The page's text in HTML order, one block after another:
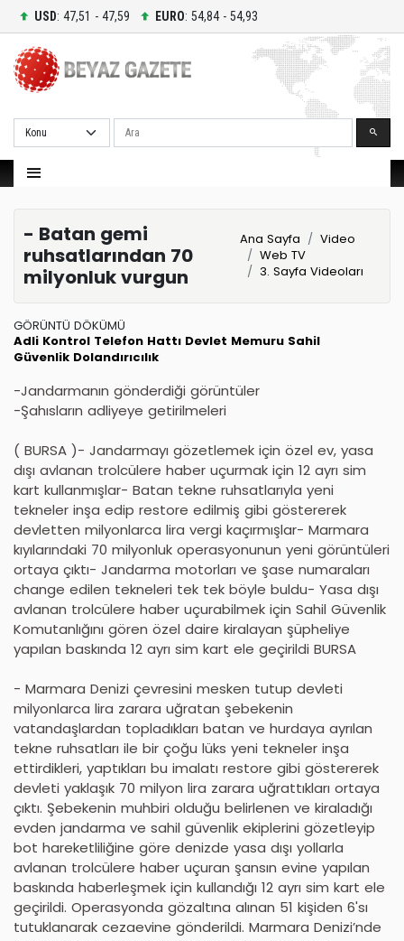
USD: 47,51 - 47,59 EURO: 54,84 - 54,93
Ara
- Batan gemi
ruhsatlarından 70
milyonluk vurgun
Ana Sayfa
Video
Web TV
3. Sayfa Videoları
GÖRÜNTÜ DÖKÜMÜ
Adli Kontrol Telefon Hattı Devlet Memuru Sahil
Güvenlik Dolandırıcılık
-Jandarmanın gönderdiği görüntüler
-Şahısların adliyeye getirilmeleri
( BURSA )- Jandarmayı gözetlemek için özel ev, yasa
dışı avlanan trolcülere haber uçurmak için 12 ayrı sim
kart kullanmışlar- Batan tekne ruhsatlarıyla yeni
tekneler inşa edip restore edilmiş gibi göstererek
devletten milyonlarca lira vergi kaçırmışlar- Marmara
kıyılarındaki 70 milyonluk operasyonunun yeni görüntüleri
ortaya çıktı- Jandarma motorları ve şase numaraları
change edilen tekneleri tek tek böyle buldu- Yasa dışı
avlanan trolcülere haber uçurabilmek için Sahil Güvenlik
Komutanlığını gören özel daire kiralayan şüpheliye
yapılan baskında 12 ayrı sim kart ele geçirildi BURSA
- Marmara Denizi çevresini mesken tutup devleti
milyonlarca lira zarara uğratan şebekenin
vatandaşlardan topladıkları batan ve hurdaya ayrılan
tekne ruhsatları ile bir çoğu lüks yeni tekneler inşa
ettirdikleri, yaptıkları bu imalatı restore gibi göstererek
devleti yaklaşık 70 milyon lira zarara uğrattıkları ortaya
çıktı. Şebekenin muhbiri olduğu belirlenen ve kiraladığı
evden jandarma ve sahil güvenlik ekiplerini gözetleyip
bot hareketliliğine göre denizde yasa dışı yollarla
avlanan trolcülere haber uçuran şansın evine yapılan
baskında haberleşmek için kullandığı 12 ayrı sim kart ele
geçirildi. Operasyonda gözaltına alınan 51 kişiden 6'sı
tutuklanarak cezaevine gönderildi. Marmara Denizi’nde